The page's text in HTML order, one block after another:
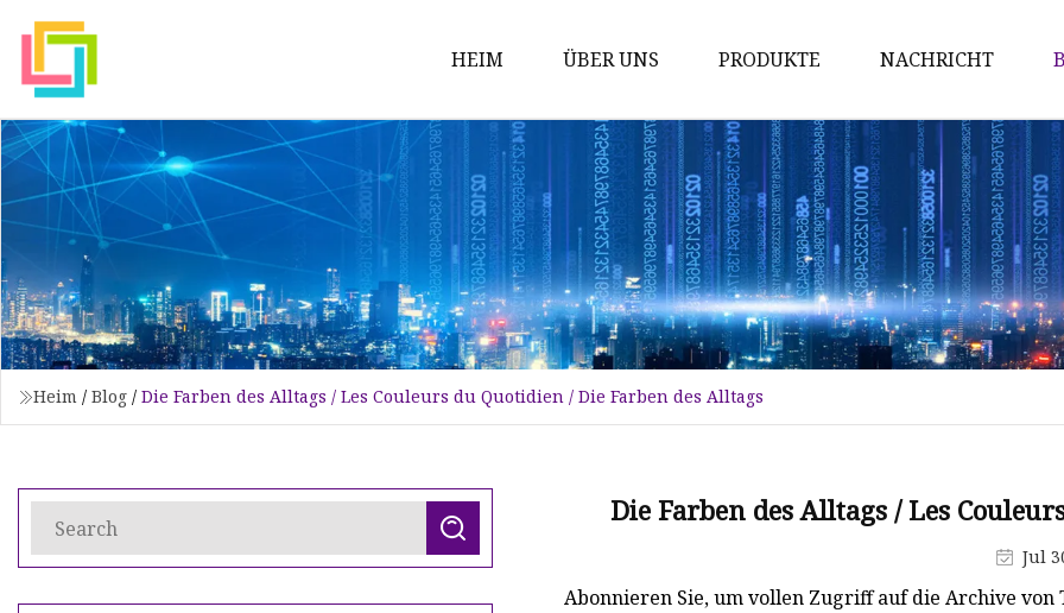
HEIM ÜBER UNS PRODUKTE
GalNAc
IPhos-Serie
LNP-Serie
RDC-Serie
Fortgeschrittene
PEG-Derivate
Wirkstoff
ADC-Linker
NACHRICHT
Heim / Blog / Die Farben des Alltags / Les Couleurs du Quotidien / Die Farben des Alltags
Die Farben des Alltags / Les
Jul
Abonnieren Sie, um vollen Zugriff auf die Archive von